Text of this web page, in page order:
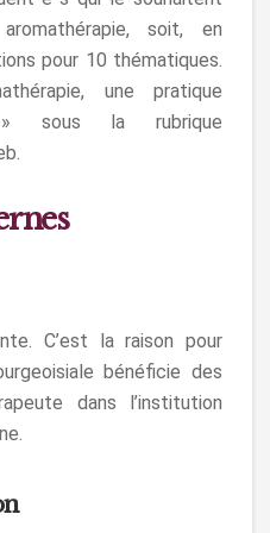
soit, en
pour 10 thématiques.
une pratique
» sous la rubrique
C’est la raison pour
bénéficie des
dans l’institution